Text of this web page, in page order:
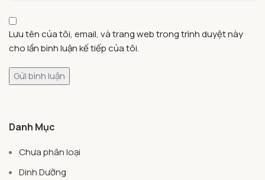
Lưu tên của tôi, email, và trang web trong trình duyệt này
cho lần bình luận kế tiếp của tôi.
Danh Mục
Chưa phân loại
Dinh Dưỡng